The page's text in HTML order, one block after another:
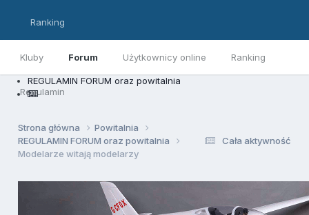
Kluby Forum Użytkownicy online Ranking
Regulamin
Ranking
REGULAMIN FORUM oraz powitalnia
Cała aktywność
Strona główna
Powitalnia
REGULAMIN FORUM oraz powitalnia
Modelarze witają modelarzy